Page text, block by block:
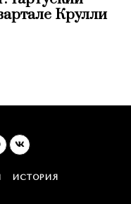
Крулли
ИСТОРИЯ